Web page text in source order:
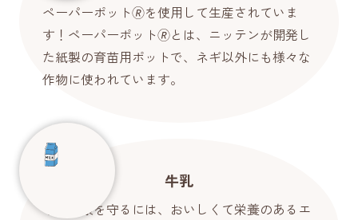
ペーパーポット🄬を使用して生産されていま
す！ペーパーポット🄬とは、ニッテンが開発し
た紙製の育苗用ポットで、ネギ以外にも様々な
作物に使われています。
牛乳
牛の健康を守るには、おいしくて栄養のあるエ